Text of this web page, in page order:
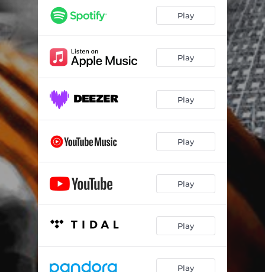
Segregados pelo Asfalto 03:06
Moloko Vellocet 02:30
Mano a Mano 03:07
Sétimo Selo (feat. Alex Kafer)
A Farsa e a Força 02:25
02:01
03:58
Desmanche Social 02:55
Sobrevivendo ao Caos (Mmxxv) 02:34
Play
Play
Play
Play
Play
Play
Play